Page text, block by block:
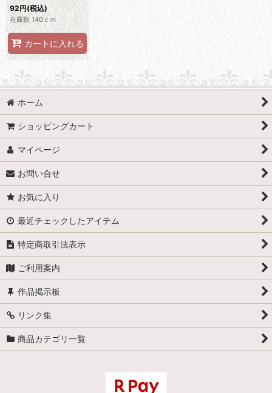
92円(税込)
在庫数 140ｃｍ
カートに入れる
ホーム
ショッピングカート
マイページ
お問い合せ
お気に入り
最近チェックしたアイテム
特定商取引法表示
ご利用案内
作品掲示板
リンク集
商品カテゴリ一覧